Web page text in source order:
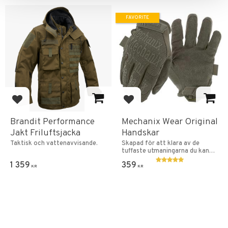
Add to favorites
Brandit Performance
Jakt Friluftsjacka
Taktisk och vattenavvisande.
1 359 KR
Add to favorites
Mechanix Wear Original
Handskar
Skapad för att klara av de
tuffaste utmaningarna du kan
ställa de inför.
359 KR
FAVORITE